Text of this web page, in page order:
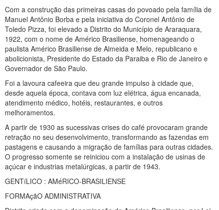
Com a construção das primeiras casas do povoado pela família de
Manuel Antônio Borba e pela iniciativa do Coronel Antônio de
Toledo Pizza, foi elevado a Distrito do Município de Araraquara,
1922, com o nome de Américo Brasiliense, homenageando o
paulista Américo Brasiliense de Almeida e Melo, republicano e
abolicionista, Presidente do Estado da Paraiba e Rio de Janeiro e
Governador de São Paulo.
Foi a lavoura cafeeira que deu grande impulso à cidade que,
desde aquela época, contava com luz elétrica, água encanada,
atendimento médico, hotéis, restaurantes, e outros
melhoramentos.
A partir de 1930 as sucessivas crises do café provocaram grande
retração no seu desenvolvimento, transformando as fazendas em
pastagens e causando a migração de famílias para outras cidades.
O progresso somente se reiniciou com a instalação de usinas de
açúcar e industrias metalúrgicas, a partir de 1943.
GENTíLICO : AMéRICO-BRASILIENSE
FORMAçãO ADMINISTRATIVA